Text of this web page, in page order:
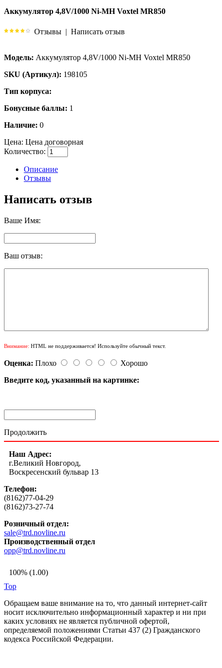
Аккумулятор 4,8V/1000 Ni-MH Voxtel MR850
Отзывы | Написать отзыв
Модель: Аккумулятор 4,8V/1000 Ni-MH Voxtel MR850
SKU (Артикул): 198105
Тип корпуса:
Бонусные баллы: 1
Наличие: 0
Цена: Цена договорная
Количество:
Описание
Отзывы
Написать отзыв
Ваше Имя:
Ваш отзыв:
Внимание: HTML не поддерживается! Используйте обычный текст.
Оценка: Плохо
Хорошо
Введите код, указанный на картинке:
Продолжить
Наш Адрес:
г.Великий Новгород,
Воскресенский бульвар 13
Телефон:
(8162)77-04-29
(8162)73-27-74
Розничный отдел:
sale@trd.novline.ru
Производственный отдел
opp@trd.novline.ru
100% (1.00)
Top
Обращаем ваше внимание на то, что данный интернет-сайт
носит исключительно информационный характер и ни при
каких условиях не является публичной офертой,
определяемой положениями Статьи 437 (2) Гражданского
кодекса Российской Федерации.